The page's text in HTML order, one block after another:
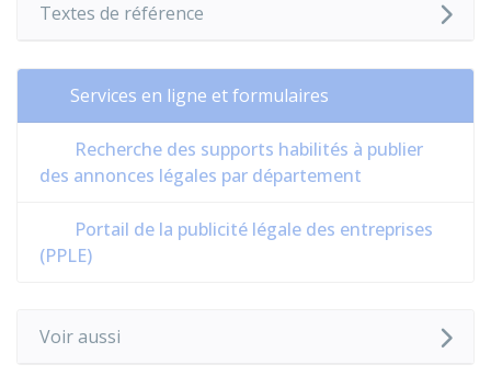
Textes de référence
Services en ligne et formulaires
Recherche des supports habilités à publier
des annonces légales par département
Portail de la publicité légale des entreprises
(PPLE)
Voir aussi